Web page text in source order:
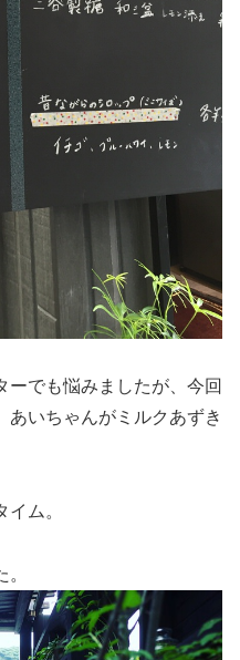
ーでも悩みましたが、今回
あいちゃんがミルクあずき
ム。